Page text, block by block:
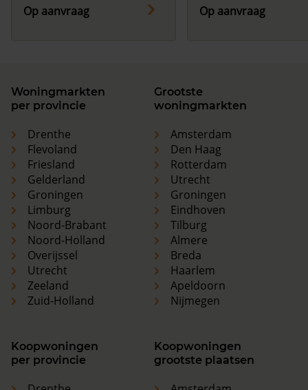
Op aanvraag
Op aanvraag
Woningmarkten
per provincie
Drenthe
Flevoland
Friesland
Gelderland
Groningen
Limburg
Noord-Brabant
Noord-Holland
Overijssel
Utrecht
Zeeland
Zuid-Holland
Grootste
woningmarkten
Amsterdam
Den Haag
Rotterdam
Utrecht
Groningen
Eindhoven
Tilburg
Almere
Breda
Haarlem
Apeldoorn
Nijmegen
Koopwoningen
per provincie
Koopwoningen
grootste plaatsen